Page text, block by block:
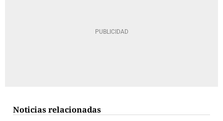
Noticias relacionadas